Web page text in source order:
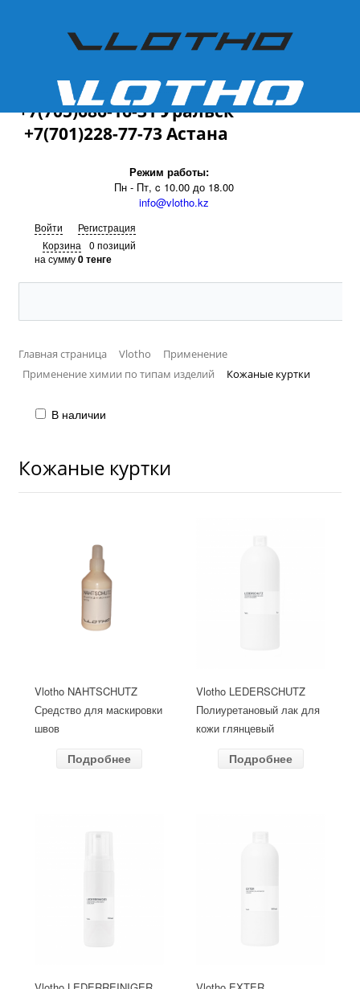
+7(701)228-77-73
+7(705)686-16-31 Уральск
+7(701)228-77-73 Астана
Режим работы:
Пн - Пт, c 10.00 до 18.00
info@vlotho.kz
Войти
Регистрация
Корзина
0 позиций
на сумму0 тенге
Главная страница Vlotho
Применение
Применение химии по типам изделий
Кожаные куртки
В наличии
Кожаные куртки
Vlotho NAHTSCHUTZ
Средство для маскировки
швов
Подробнее
Vlotho LEDERSCHUTZ
Полиуретановый лак для
кожи глянцевый
Подробнее